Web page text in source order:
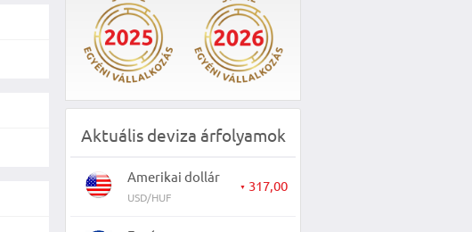
Aktuális deviza árfolyamok
Amerikai dollár
USD/HUF
▼ 317,00